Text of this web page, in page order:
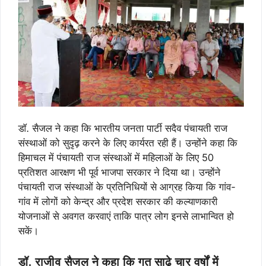
डॉ. सैजल ने कहा कि भारतीय जनता पार्टी सदैव पंचायती राज
संस्थाओं को सुदृढ़ करने के लिए कार्यरत रही हैं। उन्होंने कहा कि
हिमाचल में पंचायती राज संस्थाओं में महिलाओं के लिए 50
प्रतिशत आरक्षण भी पूर्व भाजपा सरकार ने दिया था। उन्होंने
पंचायती राज संस्थाओं के प्रतिनिधियों से आग्रह किया कि गांव-
गांव में लोगों को केन्द्र और प्रदेश सरकार की कल्याणकारी
योजनाओं से अवगत करवाएं ताकि पात्र लोग इनसे लाभान्वित हो
सकें।
डॉ. राजीव सैजल ने कहा कि गत साढ़े चार वर्षों में